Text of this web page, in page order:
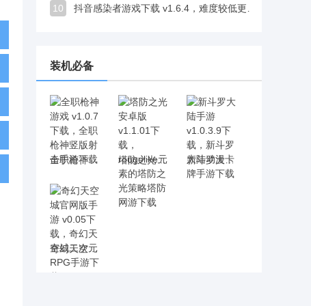
10
装机必备
全职枪神游戏 v1.0.7下载，全职枪神竖版射击手游下载 塔防之光安卓版 v1.1.01下载，rougelike元素的塔防之光策略塔防网游下载 新斗罗大陆手游 v1.0.3.9下载，新斗罗大陆动漫卡牌手游下载
奇幻天空城官网版手游 v0.05下载，奇幻天空城二次元RPG手游下载